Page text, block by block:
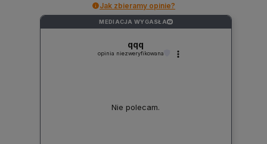
Jak zbieramy opinie?
MEDIACJA WYGASŁA ?
qqq
opinia niezweryfikowana
Nie polecam.